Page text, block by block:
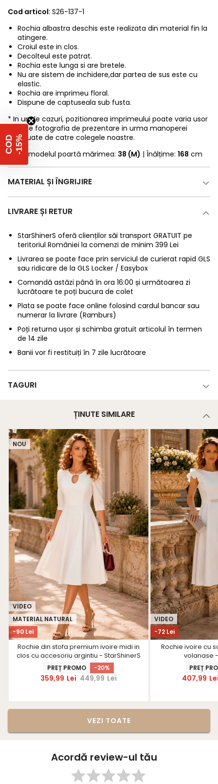
Cod articol: S26-137-1
Rochia albastra deschis este realizata din material fin la
atingere.
Croiul este in clos.
Decolteul este patrat.
Rochia este lunga si are bretele.
Nu are sistem de inchidere,dar partea de sus este cu
elastic.
Rochia are imprimeu floral.
Dispune de captuseala sub fusta.
* In unele cazuri, pozitionarea imprimeului poate varia usor
fata de fotografia de prezentare in urma manoperei
efectuate de catre colegele noastre.
* Fotomodelul poartă mărimea: 38 (M) | Înălțime: 168 cm
MATERIAL ȘI ÎNGRIJIRE
LIVRARE ȘI RETUR
StarShinerS oferă clienților săi transport GRATUIT pe
teritoriul României la comenzi de minim 399 Lei
Livrarea se poate face prin serviciul de curierat rapid GLS
sau ridicare de la GLS Locker / Easybox
Comandă astăzi până în ora 16:00 și următoarea zi
lucrătoare te poți bucura de colet
Plata se poate face online folosind cardul bancar sau
numerar la livrare (Ramburs)
Poți returna ușor și schimba gratuit articolul în termen
de 14 zile
Banii vor fi restituiți în 7 zile lucrătoare
TAGURI
ȚINUTE SIMILARE
-90 Lei
VIDEO
MATERIAL NATURAL
NOU
Rochie din stofa premium ivoire midi in
clos cu accesoriu argintiu - StarShinerS
PREȚ PROMO -20%
359,99 Lei 449,99 Lei
-72 Lei
VIDEO
Rochie ivoire cu
volanase
PREȚ
407,99
VEZI TOATE
Acordă review-ul tău
C
O
D
-
1
5 %